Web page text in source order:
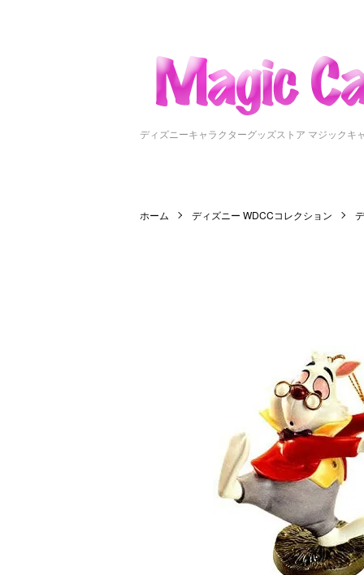
ディズニーキャラクターグッズストア マジックキ
ホーム ディズニー WDCCコレクション